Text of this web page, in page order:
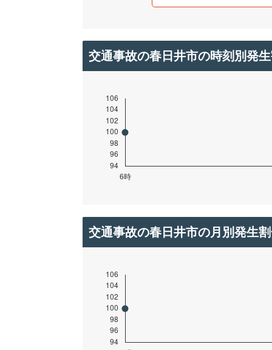
交通事故の春日井市の時刻別発
交通事故の春日井市の月別発生